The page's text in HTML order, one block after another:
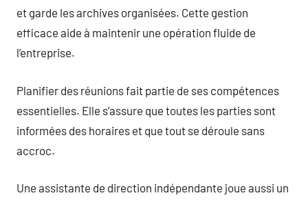
et garde les archives organisées. Cette gestion
efficace aide à maintenir une opération fluide de
l’entreprise.
Planifier des réunions fait partie de ses compétences
essentielles. Elle s’assure que toutes les parties sont
informées des horaires et que tout se déroule sans
accroc.
Une assistante de direction indépendante joue aussi un